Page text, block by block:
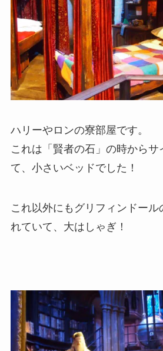
ハリーやロンの寮部屋です。
これは「賢者の石」の時からサ
て、小さいベッドでした！
これ以外にもグリフィンドール
れていて、大はしゃぎ！